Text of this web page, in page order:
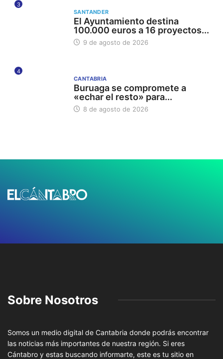
3
SANTANDER
El Ayuntamiento destina
100.000 euros a 16 proyectos...
9 de agosto de 2026
4
CANTABRIA
Buruaga se compromete a
«echar el resto» para...
8 de agosto de 2026
Sobre Nosotros
Somos un medio digital de Cantabria donde podrás encontrar
las noticias más importantes de nuestra región. Si eres
Cántabro y estas buscando informarte, este es tu sitio en